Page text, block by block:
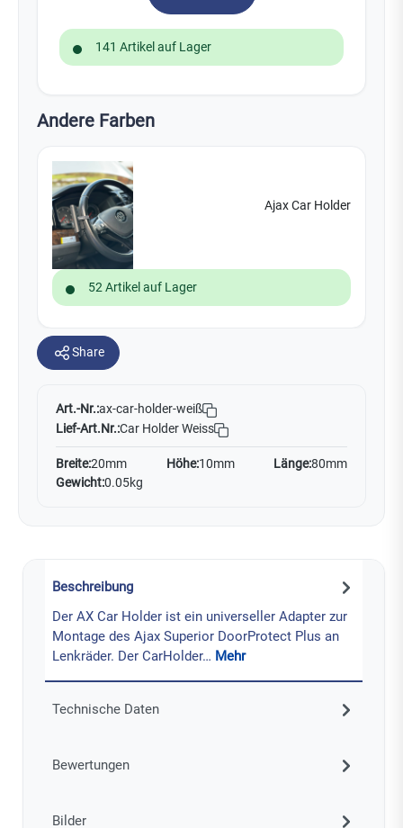
141 Artikel auf Lager
Andere Farben
Ajax Car Holder
52 Artikel auf Lager
Share
Art.-Nr.:ax-car-holder-weiß
Lief-Art.Nr.:Car Holder Weiss
Breite:20mm Höhe:10mm Länge:80mm
Gewicht:0.05kg
Beschreibung
Der AX Car Holder ist ein universeller Adapter zur
Montage des Ajax Superior DoorProtect Plus an
Lenkräder. Der CarHolder… Mehr
Technische Daten
Bewertungen
Bilder